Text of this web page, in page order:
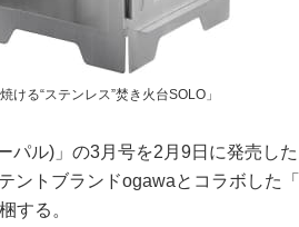
ける“ステンレス”焚き火台SOLO」
パル)」の3月号を2月9日に発売し
ントブランドogawaとコラボした
する。